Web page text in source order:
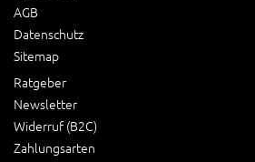
AGB
Datenschutz
Sitemap
Ratgeber
Newsletter
Widerruf (B2C)
Zahlungsarten